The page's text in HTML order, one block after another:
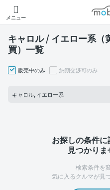
メニュー
キャロル / イエロー系（
買）一覧
販売中のみ 納期交渉可のみ
キャロル, イエロー系
お探しの条件
見つかりま
検索条件を
気に入るクルマが見